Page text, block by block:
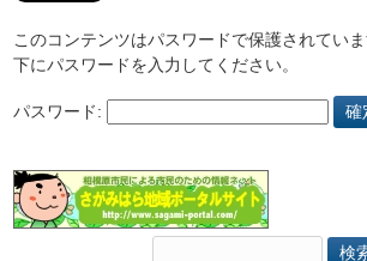
このコンテンツはパスワードで保護されてい
下にパスワードを入力してください。
パスワード: